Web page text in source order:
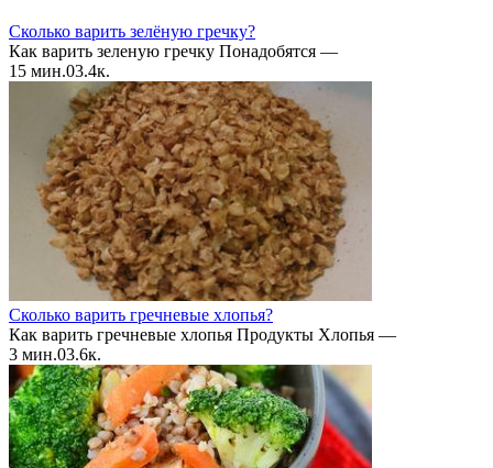
Сколько варить зелёную гречку?
Как варить зеленую гречку Понадобятся —
15 мин.03.4к.
Сколько варить гречневые хлопья?
Как варить гречневые хлопья Продукты Хлопья —
3 мин.03.6к.